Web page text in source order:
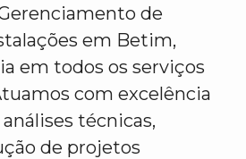
de
em Betim,
em todos os serviços
com excelência
técnicas,
de projetos